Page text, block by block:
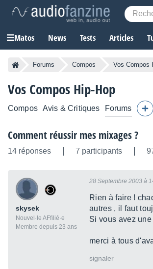
Matos News Tests Articles
Forums Compos Vos Compos
Vos Compos Hip-Hop
Compos Avis & Critiques Forums
Comment réussir mes mixages ?
14 réponses 7 participants
skysek
Nouvel·le AFfilié·e
Membre depuis 23 ans
28 Septembre 2003 à
Rien à faire !
autres , il faut
Si vous avez
merci à tous
signaler